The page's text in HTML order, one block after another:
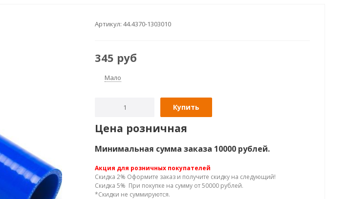
Артикул: 44.4370-1303010
345 руб
Мало
Купить
Цена розничная
Минимальная сумма заказа 10000 рублей.
Акция для розничных покупателей
Скидка 2% Оформите заказ и получите скидку на следующий!
Скидка 5% При покупке на сумму от 50000 рублей.
*Скидки не суммируются.